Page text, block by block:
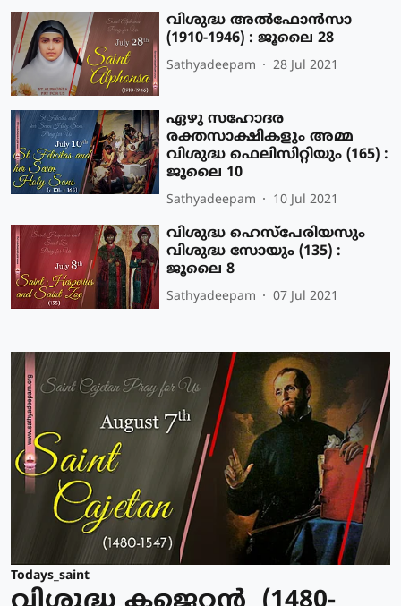
വിശുദ്ധ അല്‍ഫോന്‍സാ
(1910-1946) : ജൂലൈ 28
Sathyadeepam 28 Jul 2021
ഏഴു സഹോദര
രക്തസാക്ഷികളും അമ്മ
വിശുദ്ധ ഫെലിസിറ്റിയും (165) :
ജൂലൈ 10
Sathyadeepam 10 Jul 2021
വിശുദ്ധ ഹെസ്‌പേരിയസും
വിശുദ്ധ സോയും (135) :
ജൂലൈ 8
Sathyadeepam 07 Jul 2021
Todays_saint